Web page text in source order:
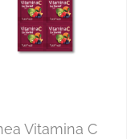
Vitamina C